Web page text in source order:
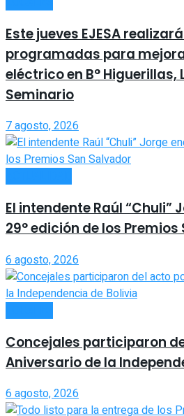
Este jueves EJESA
programadas para
eléctrico en B° Higuerillas,
Seminario
7 agosto, 2026
El intendente Raúl “Chuli”
29° edición de los
6 agosto, 2026
Concejales participaron
Aniversario de la
6 agosto, 2026